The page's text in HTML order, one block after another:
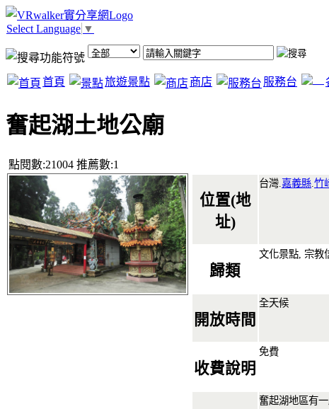
Select Language ▼
首頁 旅遊景點 商店 服務台
奮起湖土地公廟
點閱數:21004 推薦數:1
位置(地
址)
台灣. 嘉義縣 竹
歸類
文化景點, 宗教
開放時間
全天候
收費說明
免費
奮起湖地區有